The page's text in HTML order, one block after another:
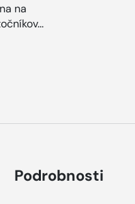
na
Podrobnosti